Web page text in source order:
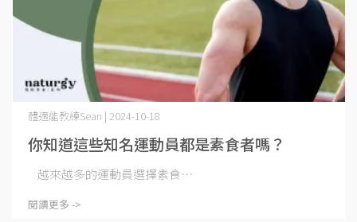
你知道這些知名運動員都是素食者嗎？
體適能教練Sean | 2024-10-18
越來越多的運動員選擇素食⋯
閱讀更多 ->